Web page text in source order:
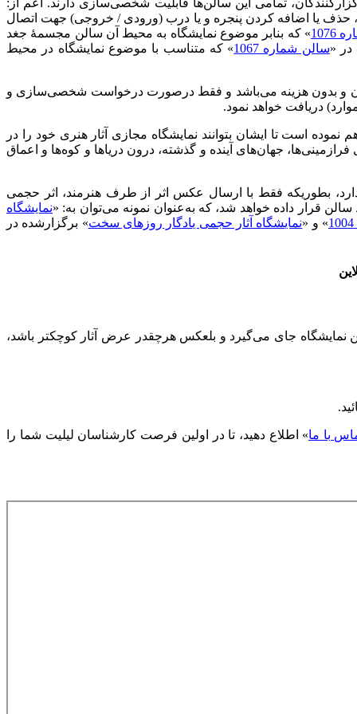
حذف یا اضافه کردن پنجره و یا درب (ورودی / خروجی) جهت اتصال
» که بنابر موضوع نمایشگاه به محیط آن سالن مجسمهٔ جغد
در «سالن شماره 1067
» که متناسب با موضوع نمایشگاه در محیط
و بدون هزینه می‌باشد و فقط درصورت درخواست شخصی‌سازی و
دریافت خواهد نمود.
است تا ایشان بتوانند نمایشگاه مجازی آثار هنری خود را در
جهان‌های آینده و گذشته، درون دریاها و کوه‌ها و اعماق
بطوریکه فقط با ارسال عکس اثر از طرف هنرمند، اثر حجمی
داده خواهد شد، که به‌عنوان نمونه می‌توان به: «نمایشگاه
» و «نمایشگاه آثار حجمی یادگار روزهای سخت» برگزارشده در
نمایشگاه جای می‌گیرد و بلعکس هرچقدر عرض آثار کوچکتر باشد،
با ما» اطلاع دهید، تا در اولین فرصت کارشناسان لیلیت شما را